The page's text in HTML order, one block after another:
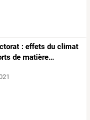
: effets du climat
de matière…